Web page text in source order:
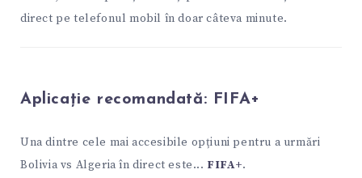
direct pe telefonul mobil în doar câteva minute.
Aplicație recomandată: FIFA+
Una dintre cele mai accesibile opțiuni pentru a urmări
Bolivia vs Algeria în direct este... FIFA+.